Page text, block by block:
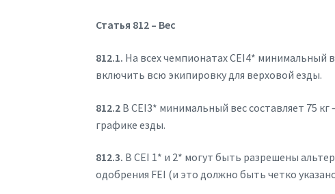
Статья 812 – Вес
812.1. На всех чемпионатах CEI4* минимальный
включить всю экипировку для верховой езды.
812.2 В CEI3* минимальный вес составляет 75
графике езды.
812.3. В CEI 1* и 2* могут быть разрешены
одобрения FEI (и это должно быть четко